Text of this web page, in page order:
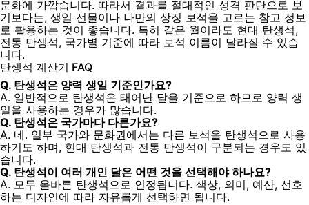
문화에 가깝습니다. 따라서 결과를 절대적인 성격 판단으로 보
기보다는, 생일 선물이나 나만의 상징 보석을 고르는 참고 정보
로 활용하는 것이 좋습니다. 특히 같은 월이라도 현대 탄생석,
전통 탄생석, 국가별 기준에 따라 보석 이름이 달라질 수 있습
니다.
탄생석 계산기 FAQ
Q. 탄생석은 양력 생일 기준인가요?
A. 일반적으로 탄생석은 태어난 달을 기준으로 하므로 양력 생
일을 사용하는 경우가 많습니다.
Q. 탄생석은 국가마다 다른가요?
A. 네. 일부 국가와 문화권에서는 다른 보석을 탄생석으로 사용
하기도 하며, 현대 탄생석과 전통 탄생석이 구분되는 경우도 있
습니다.
Q. 탄생석이 여러 개인 달은 어떤 것을 선택해야 하나요?
A. 모두 올바른 탄생석으로 인정됩니다. 색상, 의미, 예산, 선호
하는 디자인에 따라 자유롭게 선택하면 됩니다.